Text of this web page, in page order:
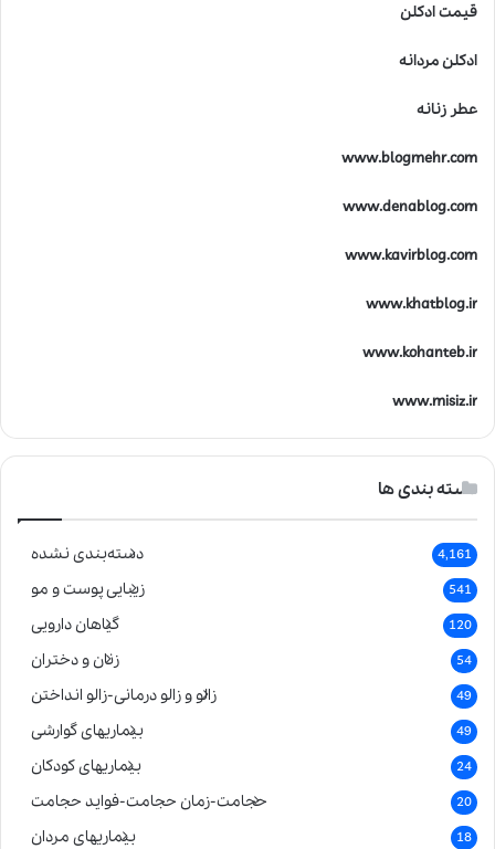
قیمت ادکلن
ادکلن مردانه
عطر زنانه
www.blogmehr.com
www.denablog.com
www.kavirblog.com
www.khatblog.ir
www.kohanteb.ir
www.misiz.ir
دسته بندی ها
دسته‌بندی نشده 4,161
زیبایی پوست و مو 541
گیاهان دارویی 120
زنان و دختران 54
زالو و زالو درمانی-زالو انداختن 49
بیماریهای گوارشی 49
بیماریهای کودکان 24
حجامت-زمان حجامت-فواید حجامت 20
بیماریهای مردان 18